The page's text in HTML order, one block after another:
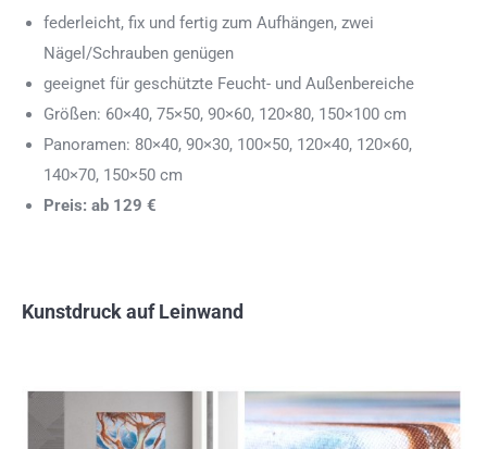
federleicht, fix und fertig zum Aufhängen, zwei
Nägel/Schrauben genügen
geeignet für geschützte Feucht- und Außenbereiche
Größen: 60×40, 75×50, 90×60, 120×80, 150×100 cm
Panoramen: 80×40, 90×30, 100×50, 120×40, 120×60,
140×70, 150×50 cm
Preis: ab 129 €
Kunstdruck auf Leinwand